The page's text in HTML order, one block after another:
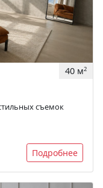
40 м2
съемок
Подробнее